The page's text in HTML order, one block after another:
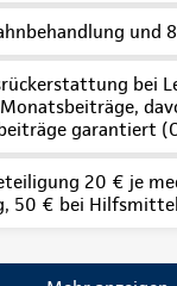
und
bei
garantiert
20 € je
50 € bei